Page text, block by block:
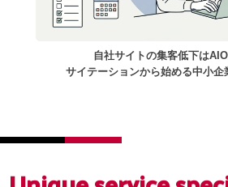
自社サイトの集客低下は
サイテーションから始める中小企